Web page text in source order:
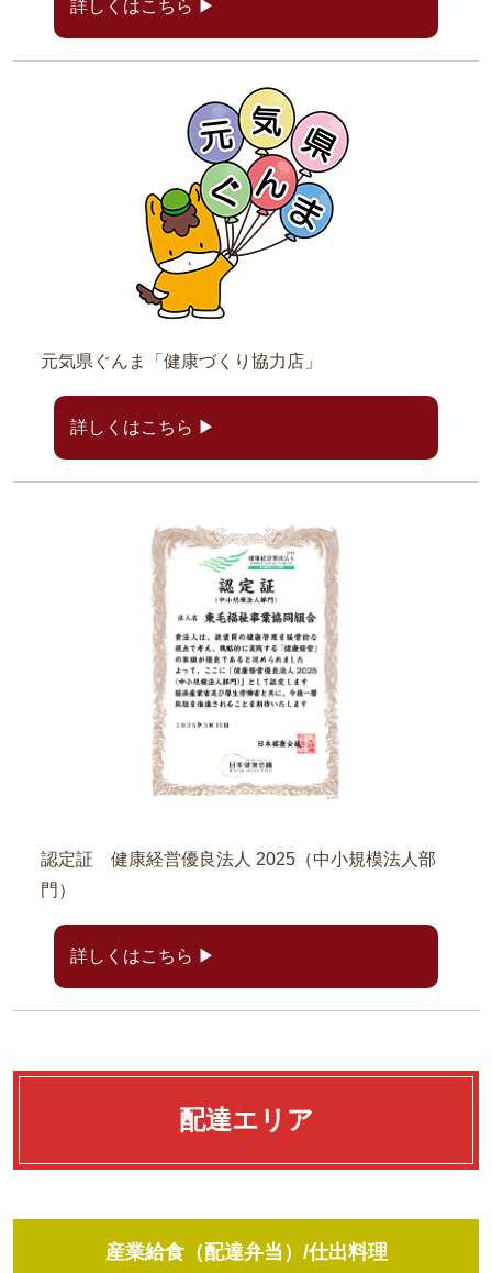
詳しくはこちら ▶
元気県ぐんま「健康づくり協力店」
詳しくはこちら ▶
認定証 健康経営優良法人 2025（中小規模法人部
門）
詳しくはこちら ▶
配達エリア
産業給食（配達弁当）/仕出料理